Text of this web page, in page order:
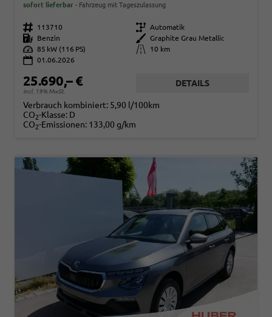
sofort lieferbar Fahrzeug mit Tageszulassung
Fahrzeugnr. 113710 Getriebe Automatik
Kraftstoff
Benzin Außenfarbe
Graphite Grau Metallic
Leistung 85 kW (116 PS) Kilometerstand
10 km
01.06.2026
25.690,– €
incl. 19% MwSt.
DETAILS
Verbrauch kombiniert: 5,90 l/100km
CO2-Klasse: D
CO2-Emissionen: 133,00 g/km